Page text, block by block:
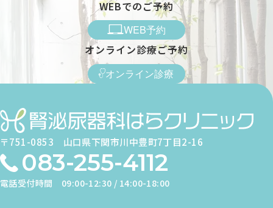
WEBでのご予約
WEB予約
オンライン診療ご予約
オンライン診療
〒751-0853 山口県下関市川中豊町7丁目2-16
083-255-4112
電話受付時間 09:00-12:30 / 14:00-18:00